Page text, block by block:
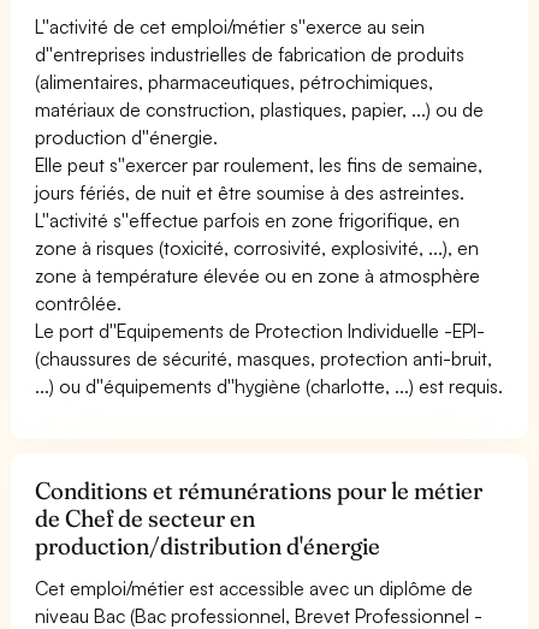
L''activité de cet emploi/métier s''exerce au sein
d''entreprises industrielles de fabrication de produits
(alimentaires, pharmaceutiques, pétrochimiques,
matériaux de construction, plastiques, papier, ...) ou de
production d''énergie.
Elle peut s''exercer par roulement, les fins de semaine,
jours fériés, de nuit et être soumise à des astreintes.
L''activité s''effectue parfois en zone frigorifique, en
zone à risques (toxicité, corrosivité, explosivité, ...), en
zone à température élevée ou en zone à atmosphère
contrôlée.
Le port d''Equipements de Protection Individuelle -EPI-
(chaussures de sécurité, masques, protection anti-bruit,
...) ou d''équipements d''hygiène (charlotte, ...) est requis.
Conditions et rémunérations pour le métier
de Chef de secteur en
production/distribution d'énergie
Cet emploi/métier est accessible avec un diplôme de
niveau Bac (Bac professionnel, Brevet Professionnel -